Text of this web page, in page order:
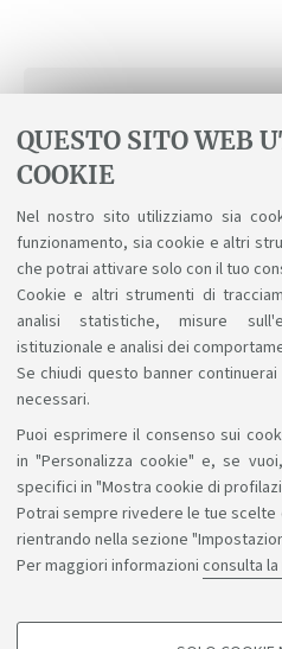
QUESTO SITO WEB
COOKIE
Nel nostro sito utilizziamo sia
funzionamento, sia cookie e altri
che potrai attivare solo con il tuo
Cookie e altri strumenti di
analisi statistiche, misure
istituzionale e analisi dei
Se chiudi questo banner
necessari.
Puoi esprimere il consenso sui
in "Personalizza cookie" e, se
specifici in "Mostra cookie di
Potrai sempre rivedere le tue
rientrando nella sezione
Per maggiori informazioni consulta
IN EVIDENZA
Compilare il Piano di Studi
È necessario presentare il
ANNO in cui sia prevista
studente (es. Gruppo di
anticipo del tirocinio,
Sosteniamo il
Seguici